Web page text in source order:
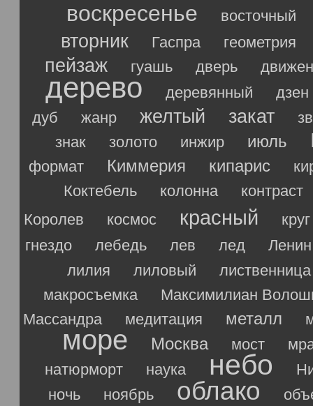
воскресенье восточный
вторник Гаспра геометрия
пейзаж гуашь дверь
дерево деревянный
дзен
дуб
жанр желтый закат
знак
золото инжир июль
формат Киммерия кипарис
Коктебель
колонна
контраст
Королев
космос красный
круг
гнездо
лебедь лев лед
Ленин
лилия
лиловый
лиственница
макросъемка
Максимилиан
Массандра
медитация металл
море Москва мост
натюрморт
наука небо
ночь
ноябрь облако